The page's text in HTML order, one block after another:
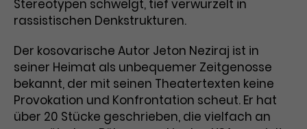
verschiedene Websites hinweg.
Stereotypen schwelgt, tief verwurzelt in
rassistischen Denkstrukturen.
Der kosovarische Autor Jeton Neziraj ist in
seiner Heimat als unbequemer Zeitgenosse
bekannt, der mit seinen Theatertexten keine
Provokation und Konfrontation scheut. Er hat
über 20 Stücke geschrieben, die vielfach an